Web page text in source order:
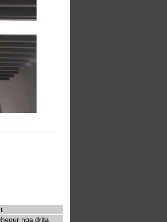
nga drita